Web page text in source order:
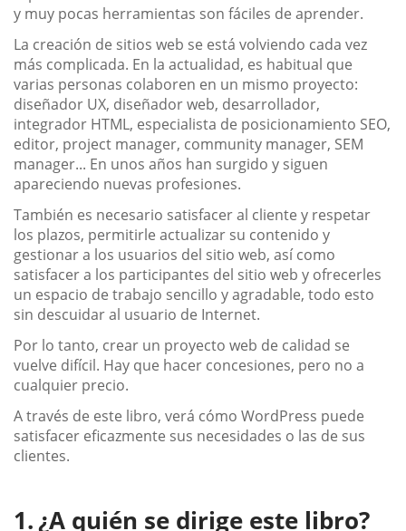
y muy pocas herramientas son fáciles de aprender.
La creación de sitios web se está volviendo cada vez
más complicada. En la actualidad, es habitual que
varias personas colaboren en un mismo proyecto:
diseñador UX, diseñador web, desarrollador,
integrador HTML, especialista de posicionamiento SEO,
editor, project manager, community manager, SEM
manager... En unos años han surgido y siguen
apareciendo nuevas profesiones.
También es necesario satisfacer al cliente y respetar
los plazos, permitirle actualizar su contenido y
gestionar a los usuarios del sitio web, así como
satisfacer a los participantes del sitio web y ofrecerles
un espacio de trabajo sencillo y agradable, todo esto
sin descuidar al usuario de Internet.
Por lo tanto, crear un proyecto web de calidad se
vuelve difícil. Hay que hacer concesiones, pero no a
cualquier precio.
A través de este libro, verá cómo WordPress puede
satisfacer eficazmente sus necesidades o las de sus
clientes.
¿A quién se dirige este libro?